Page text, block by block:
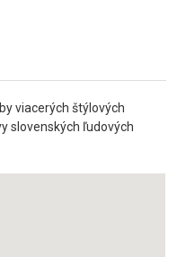
viacerých štýlových
slovenských ľudových